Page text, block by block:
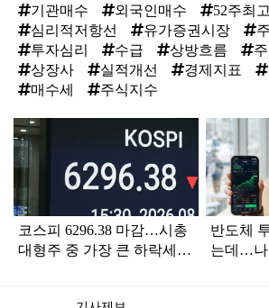
기관매수
외국인매수
52주최
심리적저항선
유가증권시장
투자심리
수급 상방흐름
상장사
실적개선 경제지표
매수세
주식지수
탑
라
인
코스피 6296.38 마감…시총
대형주 중 가장 큰 하락세를
반도체
는데…나